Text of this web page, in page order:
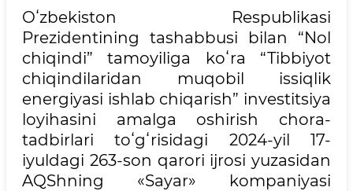
Oʻzbekiston Respublikasi
Prezidentining tashabbusi bilan “Nol
chiqindi” tamoyiliga koʻra “Tibbiyot
chiqindilaridan muqobil issiqlik
energiyasi ishlab chiqarish” investitsiya
loyihasini amalga oshirish chora-
tadbirlari toʻgʻrisidagi 2024-yil 17-
iyuldagi 263-son qarori ijrosi yuzasidan
AQShning «Sayar» kompaniyasi